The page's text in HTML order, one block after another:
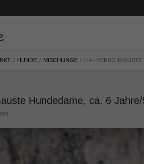
HUNDE MISCHLINGE LIA -
Hundedame, ca. 6